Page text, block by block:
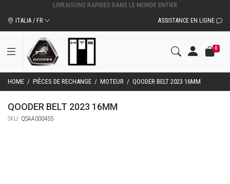
ACCESSOIRES ET PIÈCES DÉTACHÉES D'ORIGINE QOODER
ITALIA / FR ASSISTANCE EN LIGNE
0
HOME / PIÈCES DE RECHANGE / MOTEUR / QOODER BELT 2023 16MM
QOODER BELT 2023 16MM
SKU: QSAA000455